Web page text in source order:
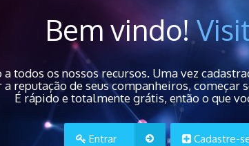
Bem vindo!
todos os nossos recursos. Uma vez
a reputação de seus companheiros,
É rápido e totalmente grátis, então o que
Entrar Cadastre-